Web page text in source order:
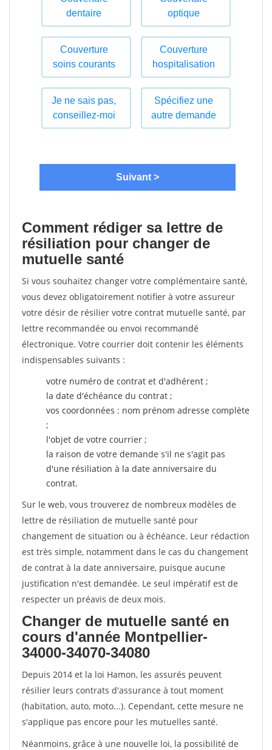
Comment rédiger sa lettre de
résiliation pour changer de
mutuelle santé
Si vous souhaitez changer votre complémentaire santé,
vous devez obligatoirement notifier à votre assureur
votre désir de résilier votre contrat mutuelle santé, par
lettre recommandée ou envoi recommandé
électronique. Votre courrier doit contenir les éléments
indispensables suivants :
votre numéro de contrat et d'adhérent ;
la date d'échéance du contrat ;
vos coordonnées : nom prénom adresse complète
;
l'objet de votre courrier ;
la raison de votre demande s'il ne s'agit pas
d'une résiliation à la date anniversaire du
contrat.
Sur le web, vous trouverez de nombreux modèles de
lettre de résiliation de mutuelle santé pour
changement de situation ou à échéance. Leur rédaction
est très simple, notamment dans le cas du changement
de contrat à la date anniversaire, puisque aucune
justification n'est demandée. Le seul impératif est de
respecter un préavis de deux mois.
Changer de mutuelle santé en
cours d'année Montpellier-
34000-34070-34080
Depuis 2014 et la loi Hamon, les assurés peuvent
résilier leurs contrats d'assurance à tout moment
(habitation, auto, moto...). Cependant, cette mesure ne
s'applique pas encore pour les mutuelles santé.
Néanmoins, grâce à une nouvelle loi, la possibilité de